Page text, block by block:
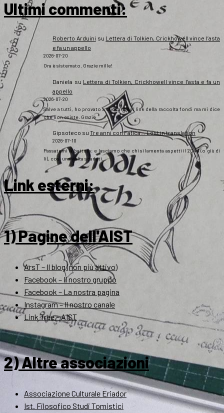
Ultimi commenti:
Roberto Arduini su Lettera di Tolkien, Crickhowell vince l’asta
e fa un appello
2026-07-20
Ora è sistemato. Grazie mille!
Daniela su Lettera di Tolkien, Crickhowell vince l’asta e fa un
appello
2026-07-20
Salve a tutti, ho provato a cliccare sul link della raccolta fondi ma mi dice
che non esiste. Grazie
Gipsoteco su Tre anni con Fatica… Lost in translation
2026-07-10
Passatemi la battuta: e lasciamo che chi si lamenta aspetti il 2043 (o giù di
lì), così una volta scaduti…
Link esterni:
1) Pagine dell'AIST
ArsT – Il blog (non più attivo)
Facebook – Il nostro gruppo
Facebook – La nostra pagina
Instagram – Il nostro canale
Link Tree – AIST
2) Altre associazioni
Associazione Culturale Eriador
Ist. Filosofico Studi Tomistici